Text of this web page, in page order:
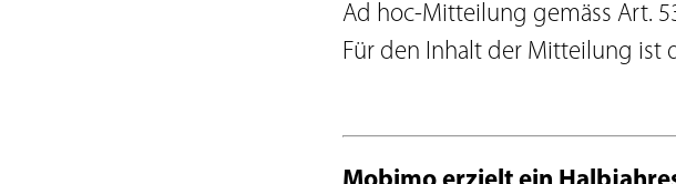
Statuten
Verhaltenskodex
Meldepflichten
Verwaltungsrat
Ad hoc-Mitteilung gemäss Art.
Für den Inhalt der Mitteilung ist